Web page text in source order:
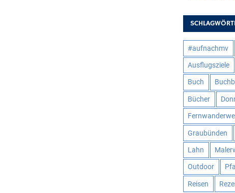
#aufnachmv
Ausflugsziele
Buch
Bücher
Graubünden
Lahn
Outdoor
Reisen